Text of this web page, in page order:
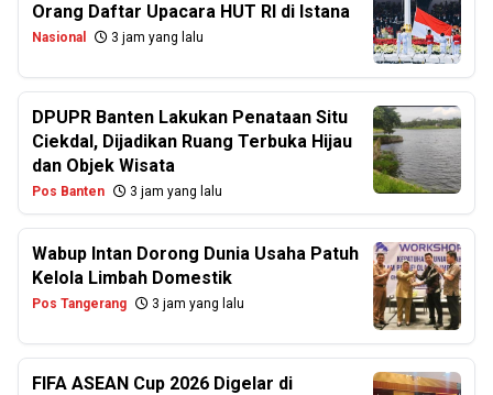
Orang Daftar Upacara HUT RI di Istana
Nasional 3 jam yang lalu
DPUPR Banten Lakukan Penataan Situ
Ciekdal, Dijadikan Ruang Terbuka Hijau
dan Objek Wisata
Pos Banten 3 jam yang lalu
Wabup Intan Dorong Dunia Usaha Patuh
Kelola Limbah Domestik
Pos Tangerang 3 jam yang lalu
FIFA ASEAN Cup 2026 Digelar di